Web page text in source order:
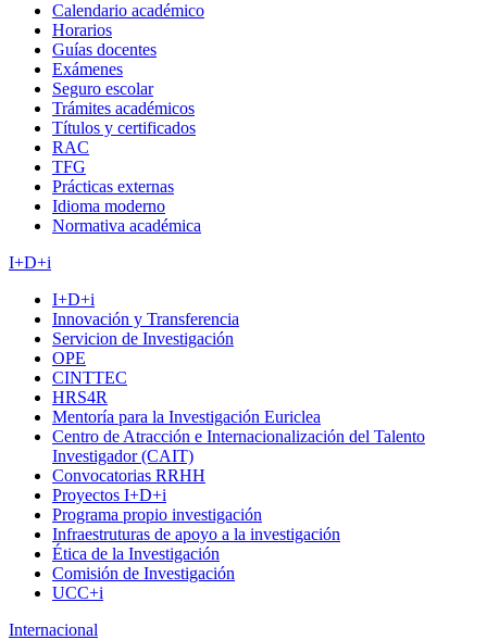
Calendario académico
Horarios
Guías docentes
Exámenes
Seguro escolar
Trámites académicos
Títulos y certificados
RAC
TFG
Prácticas externas
Idioma moderno
Normativa académica
I+D+i
I+D+i
Innovación y Transferencia
Servicion de Investigación
OPE
CINTTEC
HRS4R
Mentoría para la Investigación Euriclea
Centro de Atracción e Internacionalización del Talento
Investigador (CAIT)
Convocatorias RRHH
Proyectos I+D+i
Programa propio investigación
Infraestruturas de apoyo a la investigación
Ética de la Investigación
Comisión de Investigación
UCC+i
Internacional